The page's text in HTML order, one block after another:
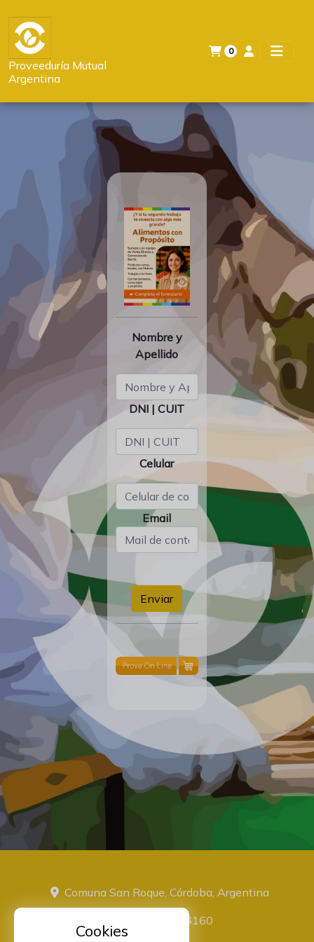
Cookies
Proveeduría Mutual
Argentina
0
Nombre y
Apellido
DNI | CUIT
Celular
Email
Enviar
Comuna San Roque, Córdoba, Argentina
+543516774160